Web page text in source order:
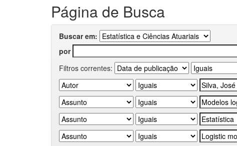
Página de Busca
Buscar em:
por
Filtros correntes: